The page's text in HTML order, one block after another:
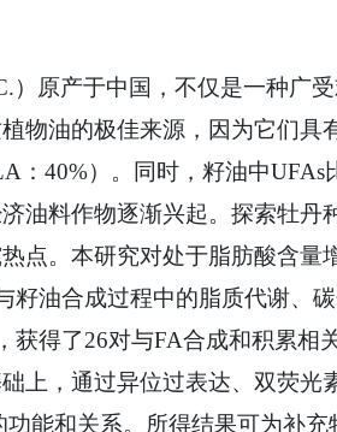
原产于中国，不仅是一种广
物油的极佳来源，因为它们具
：40%）。同时，籽油中UFAs
油料作物逐渐兴起。探索牡丹
点。本研究对处于脂肪酸含量
籽油合成过程中的脂质代谢、
获得了26对与FA合成和积累相
上，通过异位过表达、双荧光
能和关系。所得结果可为补